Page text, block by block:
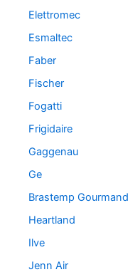
Elettromec
Esmaltec
Faber
Fischer
Fogatti
Frigidaire
Gaggenau
Ge
Brastemp Gourmand
Heartland
Ilve
Jenn Air